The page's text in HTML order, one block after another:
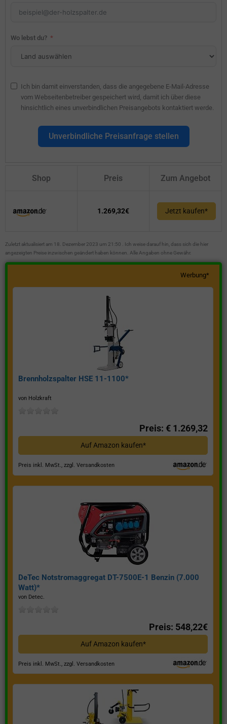
Wo lebst du?
Ich bin damit einverstanden, dass die angegebene E-Mail-Adresse
vom Webseitenbetreiber gespeichert wird, damit ich über diese
hinsichtlich eines unverbindlichen Preisangebots kontaktiert werde.
Unverbindliche Preisanfrage stellen
Shop Preis Zum Angebot
1.269,32€ Jetzt kaufen*
Zuletzt aktualisiert am 18. Dezember 2023 um 21:50 . Ich weise darauf hin, dass sich die hier
angezeigten Preise inzwischen geändert haben können. Alle Angaben ohne Gewähr.
Werbung*
Brennholzspalter HSE 11-1100*
von Holzkraft
Preis: € 1.269,32
Auf Amazon kaufen*
Preis inkl. MwSt., zzgl. Versandkosten
DeTec Notstromaggregat DT-7500E-1 Benzin (7.000
Watt)*
von Detec.
Preis: 548,22€
Auf Amazon kaufen*
Preis inkl. MwSt., zzgl. Versandkosten